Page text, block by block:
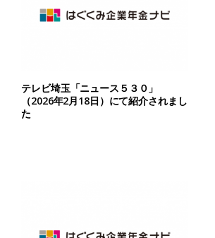
テレビ埼玉「ニュース５３０」
（2026年2月18日）にて紹介されまし
た